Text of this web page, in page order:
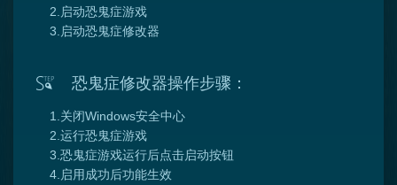
2.启动恐鬼症游戏
3.启动恐鬼症修改器
恐鬼症修改器操作步骤：
1.关闭Windows安全中心
2.运行恐鬼症游戏
3.恐鬼症游戏运行后点击启动按钮
4.启用成功后功能生效